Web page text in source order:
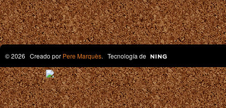
© 2026 Creado por Pere Marquès. Tecnología de